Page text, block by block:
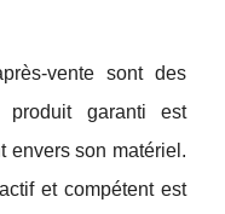
vente sont des
garanti est
envers son matériel.
et compétent est